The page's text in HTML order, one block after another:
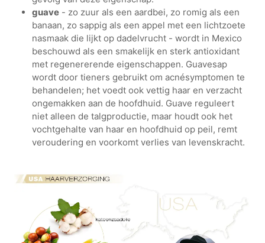
guave - zo zuur als een aardbei, zo romig als een
banaan, zo sappig als een appel met een lichtzoete
nasmaak die lijkt op dadelvrucht - wordt in Mexico
beschouwd als een smakelijk en sterk antioxidant
met regenererende eigenschappen. Guavesap
wordt door tieners gebruikt om acnésymptomen te
behandelen; het voedt ook vettig haar en verzacht
ongemakken aan de hoofdhuid. Guave reguleert
niet alleen de talgproductie, maar houdt ook het
vochtgehalte van haar en hoofdhuid op peil, remt
veroudering en voorkomt verlies van levenskracht.